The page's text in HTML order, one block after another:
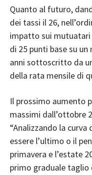
Quanto al futuro,
dei tassi il 26,
impatto sui mutuatari
di 25 punti base su
anni sottoscritto da
della rata mensile di
Il prossimo aumento
massimi dall’ottobre
“Analizzando la
essere l’ultimo o il
primavera e l’estate
primo graduale taglio